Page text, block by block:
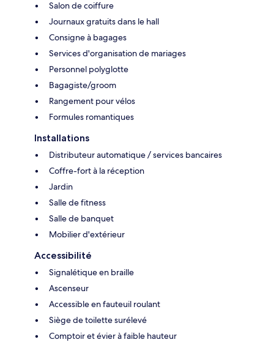
Salon de coiffure
Journaux gratuits dans le hall
Consigne à bagages
Services d'organisation de mariages
Personnel polyglotte
Bagagiste/groom
Rangement pour vélos
Formules romantiques
Installations
Distributeur automatique / services bancaires
Coffre-fort à la réception
Jardin
Salle de fitness
Salle de banquet
Mobilier d'extérieur
Accessibilité
Signalétique en braille
Ascenseur
Accessible en fauteuil roulant
Siège de toilette surélevé
Comptoir et évier à faible hauteur